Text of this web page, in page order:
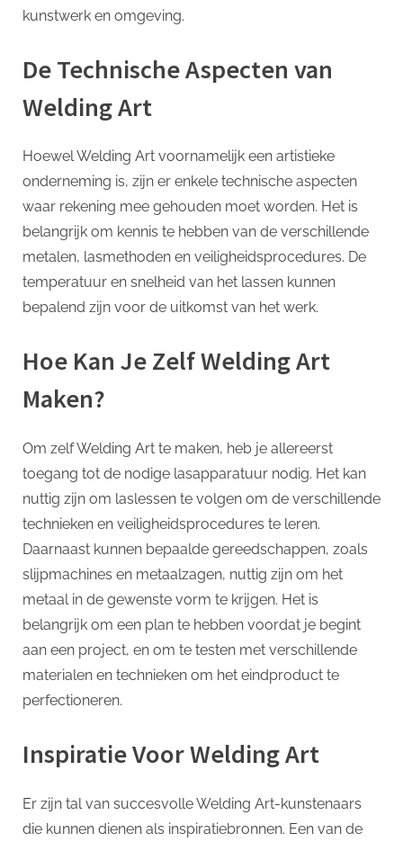
kunstwerk en omgeving.
De Technische Aspecten van
Welding Art
Hoewel Welding Art voornamelijk een artistieke
onderneming is, zijn er enkele technische aspecten
waar rekening mee gehouden moet worden. Het is
belangrijk om kennis te hebben van de verschillende
metalen, lasmethoden en veiligheidsprocedures. De
temperatuur en snelheid van het lassen kunnen
bepalend zijn voor de uitkomst van het werk.
Hoe Kan Je Zelf Welding Art
Maken?
Om zelf Welding Art te maken, heb je allereerst
toegang tot de nodige lasapparatuur nodig. Het kan
nuttig zijn om laslessen te volgen om de verschillende
technieken en veiligheidsprocedures te leren.
Daarnaast kunnen bepaalde gereedschappen, zoals
slijpmachines en metaalzagen, nuttig zijn om het
metaal in de gewenste vorm te krijgen. Het is
belangrijk om een plan te hebben voordat je begint
aan een project, en om te testen met verschillende
materialen en technieken om het eindproduct te
perfectioneren.
Inspiratie Voor Welding Art
Er zijn tal van succesvolle Welding Art-kunstenaars
die kunnen dienen als inspiratiebronnen. Een van de